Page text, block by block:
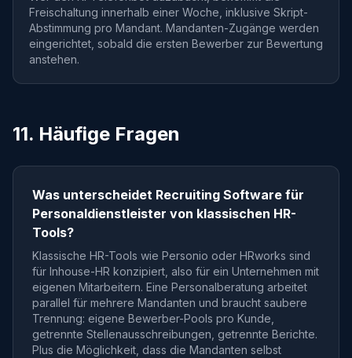
Freischaltung innerhalb einer Woche, inklusive Skript-
Abstimmung pro Mandant. Mandanten-Zugänge werden
eingerichtet, sobald die ersten Bewerber zur Bewertung
anstehen.
11. Häufige Fragen
Was unterscheidet Recruiting Software für
Personaldienstleister von klassischen HR-
Tools?
Klassische HR-Tools wie Personio oder HRworks sind
für Inhouse-HR konzipiert, also für ein Unternehmen mit
eigenen Mitarbeitern. Eine Personalberatung arbeitet
parallel für mehrere Mandanten und braucht saubere
Trennung: eigene Bewerber-Pools pro Kunde,
getrennte Stellenausschreibungen, getrennte Berichte.
Plus die Möglichkeit, dass die Mandanten selbst